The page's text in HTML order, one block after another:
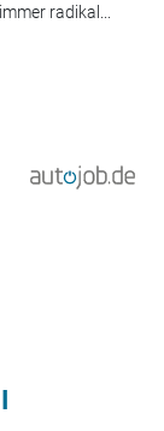
radikal...